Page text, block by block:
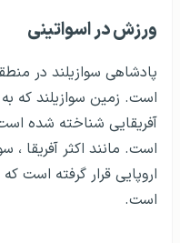
ورزش در اسواتینی
پادشاهی سوازیلند در
است. زمین سوازیلند که
آفریقایی شناخته شده
است. مانند اکثر آفریقا
اروپایی قرار گرفته است
است.